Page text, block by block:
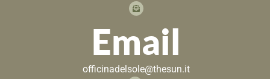
Email
officinadelsole@thesun.it